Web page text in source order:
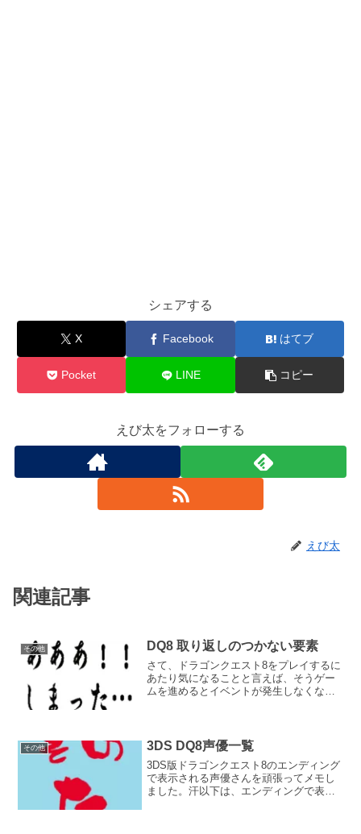
シェアする
X Facebook はてブ
Pocket LINE コピー
えび太をフォローする
えび太
関連記事
その他 DQ8 取り返しのつかない要素
さて、ドラゴンクエスト8をプレイするに
あたり気になることと言えば、そうゲー
ムを進めるとイベントが発生しなくなる
だしアイテムなどは、...
その他 3DS DQ8声優一覧
3DS版ドラゴンクエスト8のエンディング
で表示される声優さんを頑張ってメモし
ました。汗以下は、エンディングで表記